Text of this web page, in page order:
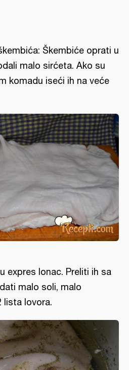
Škembiće oprati u
malo sirćeta. Ako su
komadu iseći ih na veće
expres lonac. Preliti ih sa
malo soli, malo
lista lovora.